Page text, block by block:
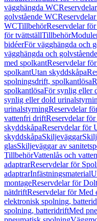
vägghängda WC
golvstående WC
WCTillbehörReservdelar
för tvättställTillbehör
bidéerFör vägghängda och
vägghängda och
med spolkantReservdelar
spolkantUtan skyddskåpa
spolningsdrift, spolkantlösa
spolkantlösaFör synlig eller
synlig eller dold
urinalstyrningReservdelar
vattenfri driftReservdelar
skyddskåpaReservdelar för
skyddskåpaSkiljeväggar
glasSkiljeväggar av
TillbehörVattenlås och
adaptrarReservdelar för
adaptrarInfästningsmaterial
montageReservdelar för
nätdriftReservdelar för Med
elektronisk spolning,
spolning, batteridriftMed